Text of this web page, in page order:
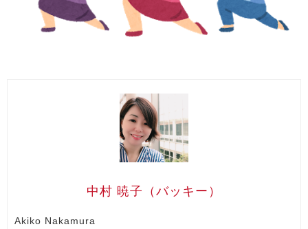
中村 暁子（バッキー）
Akiko Nakamura